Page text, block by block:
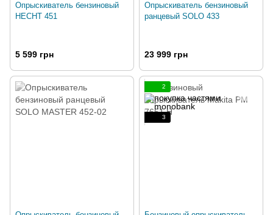
Опрыскиватель бензиновый
HECHT 451
5 599 грн
Опрыскиватель бензиновый
ранцевый SOLO 433
23 999 грн
2
3